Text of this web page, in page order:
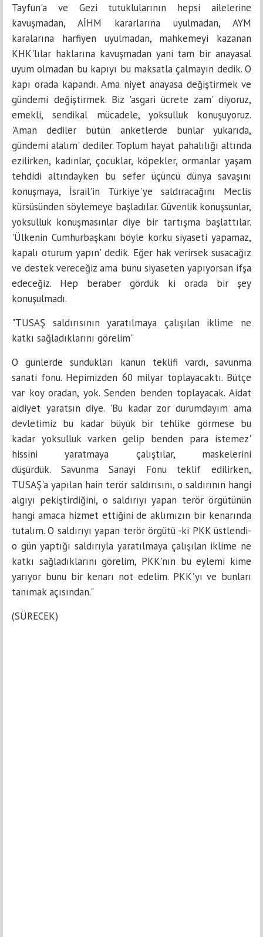
Tayfun'a ve Gezi tutuklularının hepsi ailelerine
kavuşmadan, AİHM kararlarına uyulmadan, AYM
karalarına harfiyen uyulmadan, mahkemeyi kazanan
KHK'lılar haklarına kavuşmadan yani tam bir anayasal
uyum olmadan bu kapıyı bu maksatla çalmayın dedik. O
kapı orada kapandı. Ama niyet anayasa değiştirmek ve
gündemi değiştirmek. Biz 'asgari ücrete zam' diyoruz,
emekli, sendikal mücadele, yoksulluk konuşuyoruz.
'Aman dediler bütün anketlerde bunlar yukarıda,
gündemi alalım' dediler. Toplum hayat pahalılığı altında
ezilirken, kadınlar, çocuklar, köpekler, ormanlar yaşam
tehdidi altındayken bu sefer üçüncü dünya savaşını
konuşmaya, İsrail'in Türkiye'ye saldıracağını Meclis
kürsüsünden söylemeye başladılar. Güvenlik konuşsunlar,
yoksulluk konuşmasınlar diye bir tartışma başlattılar.
'Ülkenin Cumhurbaşkanı böyle korku siyaseti yapamaz,
kapalı oturum yapın' dedik. Eğer hak verirsek susacağız
ve destek vereceğiz ama bunu siyaseten yapıyorsan ifşa
edeceğiz. Hep beraber gördük ki orada bir şey
konuşulmadı.
"TUSAŞ saldırısının yaratılmaya çalışılan iklime ne
katkı sağladıklarını görelim"
O günlerde sundukları kanun teklifi vardı, savunma
sanati fonu. Hepimizden 60 milyar toplayacaktı. Bütçe
var koy oradan, yok. Senden benden toplayacak. Aidat
aidiyet yaratsın diye. 'Bu kadar zor durumdayım ama
devletimiz bu kadar büyük bir tehlike görmese bu
kadar yoksulluk varken gelip benden para istemez'
hissini yaratmaya çalıştılar, maskelerini
düşürdük. Savunma Sanayi Fonu teklif edilirken,
TUSAŞ'a yapılan hain terör saldırısını, o saldırının hangi
algıyı pekiştirdiğini, o saldırıyı yapan terör örgütünün
hangi amaca hizmet ettiğini de aklımızın bir kenarında
tutalım. O saldırıyı yapan terör örgütü -ki PKK üstlendi-
o gün yaptığı saldırıyla yaratılmaya çalışılan iklime ne
katkı sağladıklarını görelim, PKK'nın bu eylemi kime
yarıyor bunu bir kenarı not edelim. PKK'yı ve bunları
tanımak açısından."
(SÜRECEK)